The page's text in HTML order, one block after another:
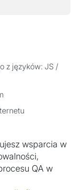
z języków: JS /
wsparcia w
QA w